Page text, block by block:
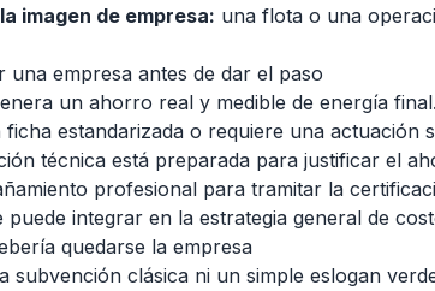
imagen de empresa: una flota o una
una empresa antes de dar el paso
un ahorro real y medible de energía final.
ficha estandarizada o requiere una actuación
técnica está preparada para justificar el
profesional para tramitar la
puede integrar en la estrategia general de
quedarse la empresa
subvención clásica ni un simple eslogan